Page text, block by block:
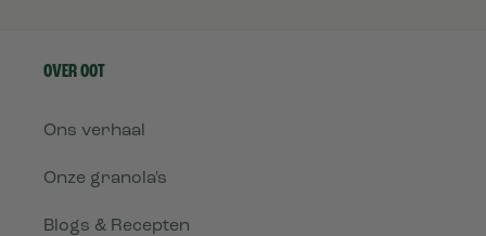
OVER OOT
Ons verhaal
Onze granola's
Blogs & Recepten